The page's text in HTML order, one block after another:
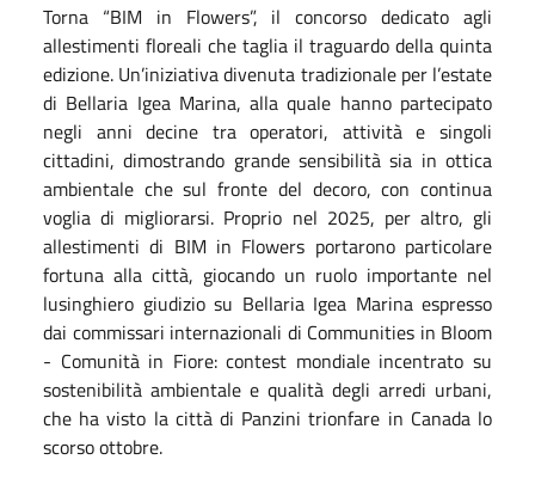
Torna “BIM in Flowers”, il concorso dedicato agli
allestimenti floreali che taglia il traguardo della quinta
edizione. Un’iniziativa divenuta tradizionale per l’estate
di Bellaria Igea Marina, alla quale hanno partecipato
negli anni decine tra operatori, attività e singoli
cittadini, dimostrando grande sensibilità sia in ottica
ambientale che sul fronte del decoro, con continua
voglia di migliorarsi. Proprio nel 2025, per altro, gli
allestimenti di BIM in Flowers portarono particolare
fortuna alla città, giocando un ruolo importante nel
lusinghiero giudizio su Bellaria Igea Marina espresso
dai commissari internazionali di Communities in Bloom
- Comunità in Fiore: contest mondiale incentrato su
sostenibilità ambientale e qualità degli arredi urbani,
che ha visto la città di Panzini trionfare in Canada lo
scorso ottobre.